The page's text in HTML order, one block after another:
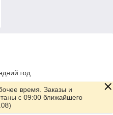
год
время. Заказы и
с 09:00 ближайшего